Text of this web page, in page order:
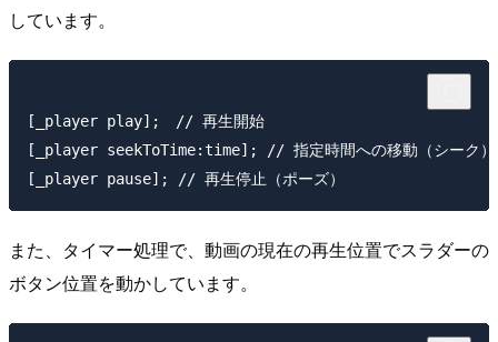
しています。
[_player play];　// 再生開始
[_player seekToTime:time]; // 指定時間への移動（シーク）
また、タイマー処理で、動画の現在の再生位置でスラダーの
ボタン位置を動かしています。